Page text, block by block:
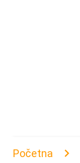
Početna